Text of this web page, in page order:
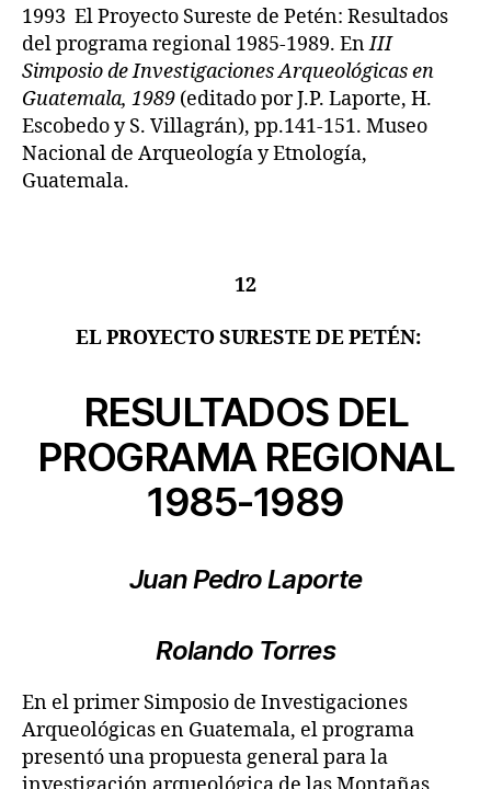
1993 El Proyecto Sureste de Petén: Resultados
del programa regional 1985-1989. EnIII
Simposio de Investigaciones Arqueológicas en
Guatemala, 1989 (editado por J.P. Laporte, H.
Escobedo y S. Villagrán), pp.141-151. Museo
Nacional de Arqueología y Etnología,
Guatemala.
12
EL PROYECTO SURESTE DE PETÉN:
RESULTADOS DEL
PROGRAMA REGIONAL
1985-1989
Juan Pedro Laporte
Rolando Torres
En el primer Simposio de Investigaciones
Arqueológicas en Guatemala, el programa
presentó una propuesta general para la